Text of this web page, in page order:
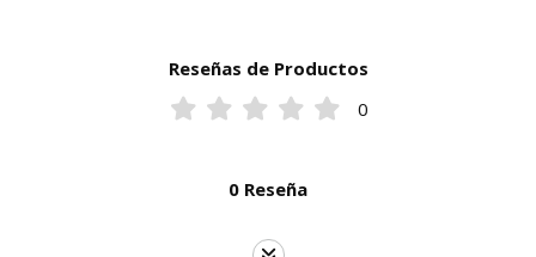
Reseñas de Productos
0
0 Reseña